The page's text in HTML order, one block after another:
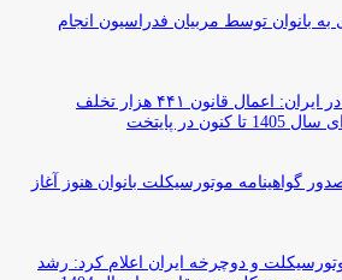
بانوان توسط مربیان فدراسیون انجام
فاجعه موتورسواری در ایران: اعمال قانون ۴۴۱ هزار تخلف
در پایتخت
گواهینامه موتورسیکلت بانوان هنوز آغاز
و دوچرخه ایران اعلام کرد: رشد